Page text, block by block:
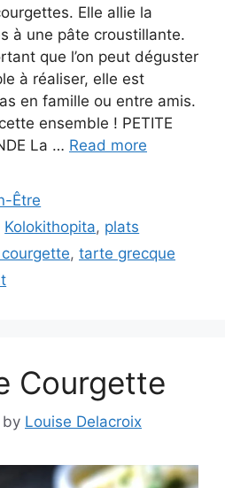
Elle allie la
à une pâte croustillante.
que l’on peut déguster
à réaliser, elle est
en famille ou entre amis.
ensemble ! PETITE
La … Read more
Être
Kolokithopita, plats
, tarte grecque
Courgette
by Louise Delacroix